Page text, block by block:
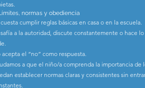
normas y obediencia
cumplir reglas básicas en casa o en la escuela.
a la autoridad, discute constantemente o hace
acepta el “no” como respuesta.
a que el niño/a comprenda la importancia de
establecer normas claras y consistentes sin